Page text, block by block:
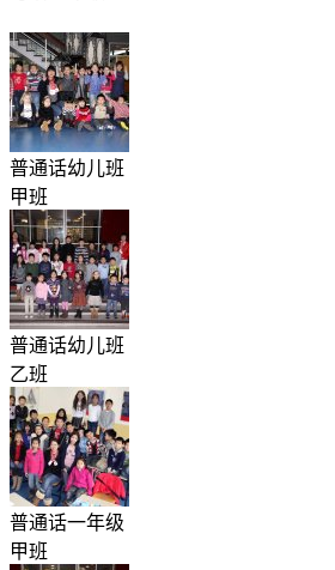
普通话幼儿班
甲班
普通话幼儿班
乙班
普通话一年级
甲班